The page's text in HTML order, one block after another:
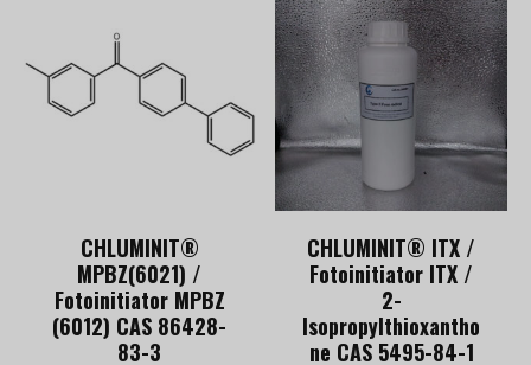
CHLUMINIT®
MPBZ(6021) /
Fotoinitiator MPBZ
(6012) CAS 86428-
83-3
CHLUMINIT® ITX /
Fotoinitiator ITX /
2-
Isopropylthioxantho
ne CAS 5495-84-1